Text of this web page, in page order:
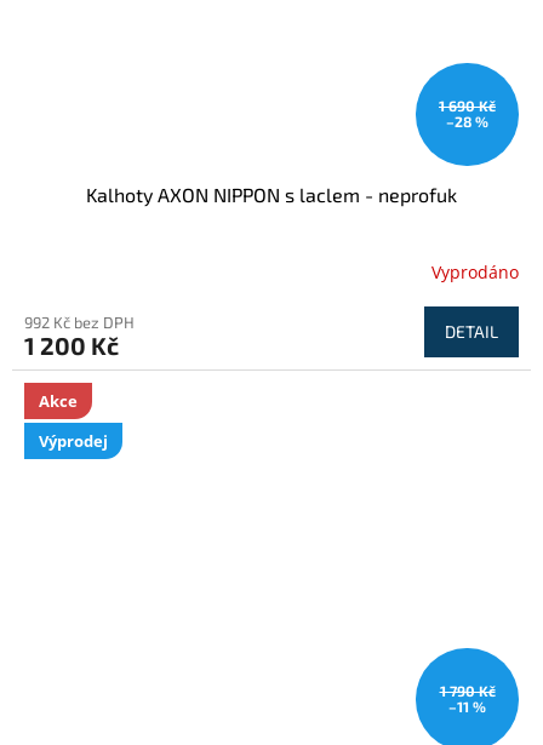
1 690 Kč
–28 %
Kalhoty AXON NIPPON s laclem - neprofuk
Vyprodáno
992 Kč bez DPH
1 200 Kč DETAIL
Akce
Výprodej
1 790 Kč
–11 %